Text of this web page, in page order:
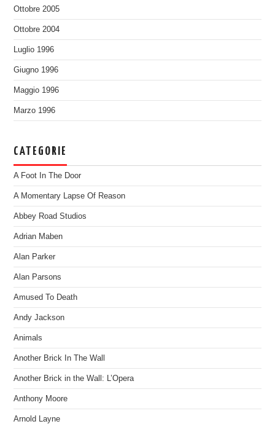
Ottobre 2005
Ottobre 2004
Luglio 1996
Giugno 1996
Maggio 1996
Marzo 1996
CATEGORIE
A Foot In The Door
A Momentary Lapse Of Reason
Abbey Road Studios
Adrian Maben
Alan Parker
Alan Parsons
Amused To Death
Andy Jackson
Animals
Another Brick In The Wall
Another Brick in the Wall: L’Opera
Anthony Moore
Arnold Layne